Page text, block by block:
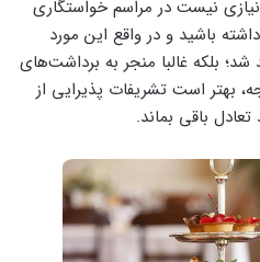
نیست در مراسم خواستگاری
باشید و در واقع این مورد
بلکه غالبا منجر به برداشت‌های
بهتر است تشریفات پذیرایی از
باقی بماند.